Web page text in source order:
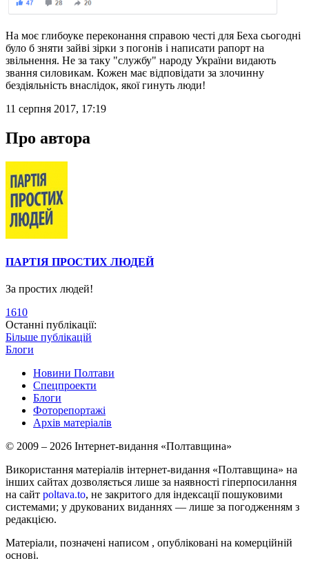
На моє глибоуке переконання справою честі для Беха сьогодні
було б зняти зайві зірки з погонів і написати рапорт на
звільнення. Не за таку "службу" народу України видають
звання силовикам. Кожен має відповідати за злочинну
бездіяльність внаслідок, якої гинуть люди!
11 серпня 2017, 17:19
Про автора
ПАРТІЯ ПРОСТИХ ЛЮДЕЙ
За простих людей!
1610
Останні публікації:
Більше публікацій
Блоги
Новини Полтави
Спецпроекти
Блоги
Фоторепортажі
Архів матеріалів
© 2009 – 2026 Інтернет-видання «Полтавщина»
Використання матеріалів інтернет-видання «Полтавщина» на
інших сайтах дозволяється лише за наявності гіперпосилання
на сайт poltava.to, не закритого для індексації пошуковими
системами; у друкованих виданнях — лише за погодженням з
редакцією.
Матеріали, позначені написом , опубліковані на комерційній
основі.